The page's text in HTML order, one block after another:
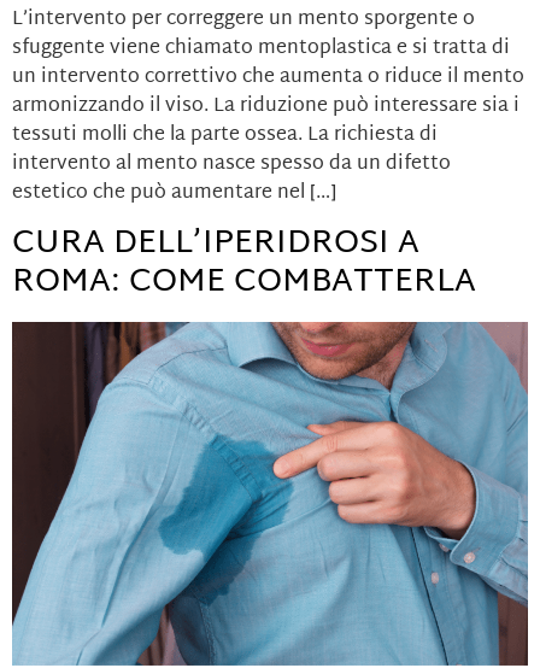
L’intervento per correggere un mento sporgente o
sfuggente viene chiamato mentoplastica e si tratta di
un intervento correttivo che aumenta o riduce il mento
armonizzando il viso. La riduzione può interessare sia i
tessuti molli che la parte ossea. La richiesta di
intervento al mento nasce spesso da un difetto
estetico che può aumentare nel […]
CURA DELL’IPERIDROSI A
ROMA: COME COMBATTERLA